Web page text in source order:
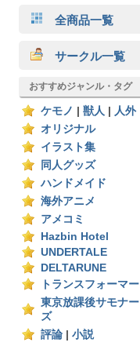
全商品一覧
サークル一覧
おすすめジャンル・タグ
ケモノ 獣人
人外
オリジナル
イラスト集
同人グッズ
ハンドメイド
海外アニメ
アメコミ
Hazbin Hotel
UNDERTALE
DELTARUNE
トランスフォーマー
東京放課後サモナー
ズ
評論
小説